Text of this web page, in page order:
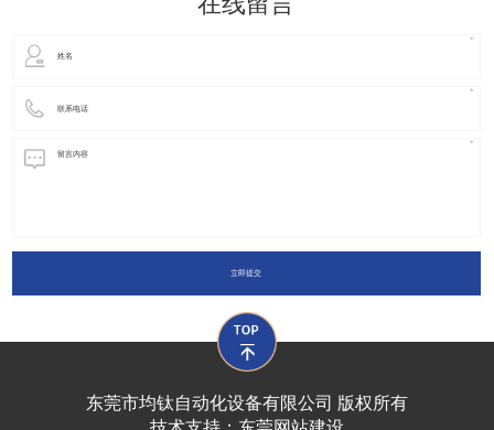
立即提交
东莞市均钛自动化设备有限公司 版权所有